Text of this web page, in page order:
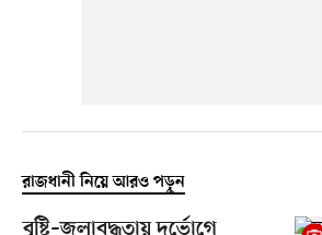
রাজধানী নিয়ে আরও পড়ুন